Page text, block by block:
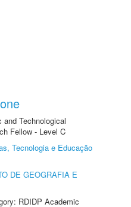
Technological
Fellow - Level C
Tecnologia e Educação
DE GEOGRAFIA E
RDIDP Academic